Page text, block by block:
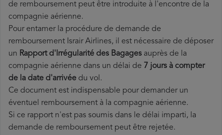
de remboursement peut être introduite à l'encontre de la
compagnie aérienne.
Pour entamer la procédure de demande de
remboursement Israir Airlines, il est nécessaire de déposer
un Rapport d'Irrégularité des Bagages auprès de la
compagnie aérienne dans un délai de 7 jours à compter
de la date d'arrivée du vol.
Ce document est indispensable pour demander un
éventuel remboursement à la compagnie aérienne.
Si ce rapport n'est pas soumis dans le délai imparti, la
demande de remboursement peut être rejetée.